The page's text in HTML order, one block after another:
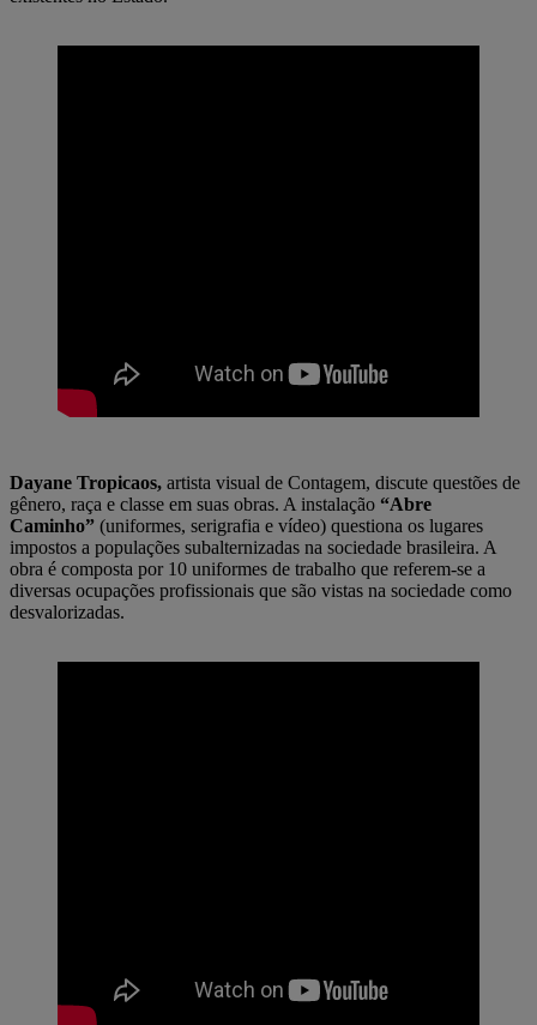
Dayane Tropicaos, artista visual de Contagem, discute questões de
gênero, raça e classe em suas obras. A instalação “Abre
Caminho” (uniformes, serigrafia e vídeo) questiona os lugares
impostos a populações subalternizadas na sociedade brasileira. A
obra é composta por 10 uniformes de trabalho que referem-se a
diversas ocupações profissionais que são vistas na sociedade como
desvalorizadas.